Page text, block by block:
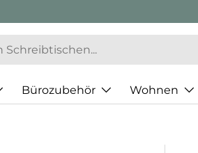
Bürozubehör Wohnen